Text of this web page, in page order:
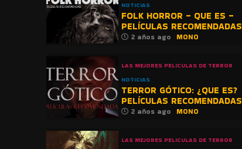
NOTICIAS
FOLK HORROR – QUE ES –
PELÍCULAS RECOMENDADAS
2 años ago MONO
LAS MEJORES PELICULAS DE TERROR
NOTICIAS
TERROR GÓTICO: ¿QUE ES?
PELÍCULAS RECOMENDADAS
2 años ago MONO
LAS MEJORES PELICULAS DE TERROR